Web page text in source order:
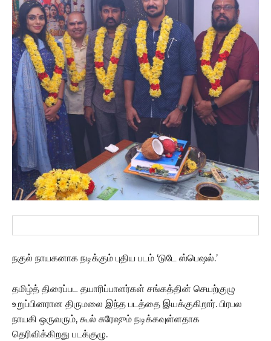
நகுல் நாயகனாக நடிக்கும் புதிய படம் ‘டுடே ஸ்பெஷல்.’
தமிழ்த் திரைப்பட தயாரிப்பாளர்கள் சங்கத்தின் செயற்குழு
உறுப்பினரான திருமலை இந்த படத்தை இயக்குகிறார். பிரபல
நாயகி ஒருவரும், கூல் சுரேஷும் நடிக்கவுள்ளதாக
தெரிவிக்கிறது படக்குழு.